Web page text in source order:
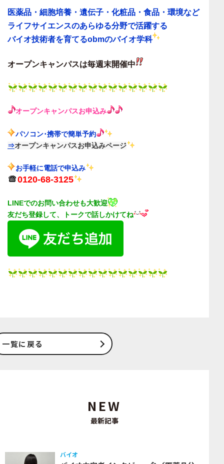
NEW
最新記事
バイオ
医薬品・細胞培養・遺伝子・化粧品・食品・環境など
ライフサイエンスのあらゆる分野で活躍する
バイオ技術者を育てるobmのバイオ学科
オープンキャンパスは毎週末開催中
オープンキャンパスお申込み
パソコン･携帯で簡単予約
⇒オープンキャンパスお申込みページ
お手軽に電話で申込み
0120-68-3125
LINEでのお問い合わせも大歓迎
友だち登録して、トークで話しかけてね
一覧に戻る